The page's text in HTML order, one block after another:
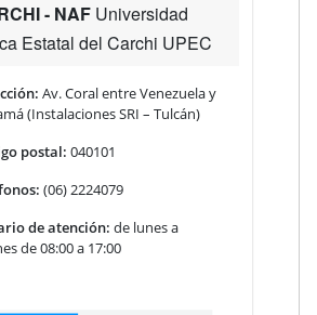
- NAFUniversidad
Estatal del Carchi UPEC
Av. Coral entre Venezuela y
(Instalaciones SRI – Tulcán)
postal: 040101
(06) 2224079
de atención: de lunes a
de 08:00 a 17:00